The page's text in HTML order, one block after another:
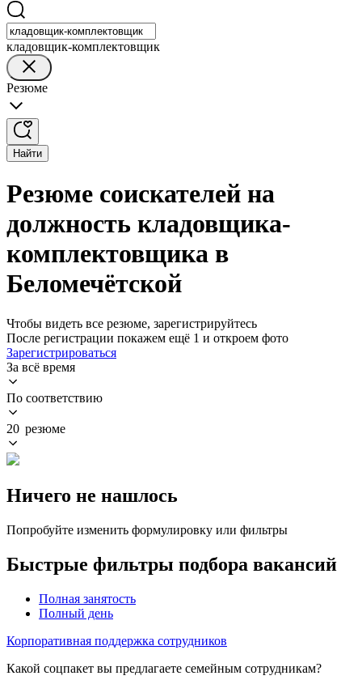
кладовщик-комплектовщик
Резюме
Найти
Резюме соискателей на
должность кладовщика-
комплектовщика в
Беломечётской
Чтобы видеть все резюме, зарегистрируйтесь
После регистрации покажем ещё 1 и откроем фото
Зарегистрироваться
За всё время
По соответствию
20 резюме
Ничего не нашлось
Попробуйте изменить формулировку или фильтры
Быстрые фильтры подбора вакансий
Полная занятость
Полный день
Корпоративная поддержка сотрудников
Какой соцпакет вы предлагаете семейным сотрудникам?